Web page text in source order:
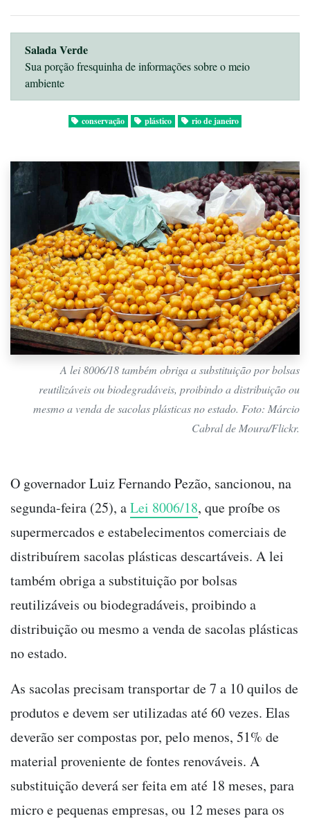
Salada Verde
Sua porção fresquinha de informações sobre o meio
ambiente
conservação plástico rio de janeiro
A lei 8006/18 também obriga a substituição por bolsas
reutilizáveis ou biodegradáveis, proibindo a distribuição ou
mesmo a venda de sacolas plásticas no estado. Foto: Márcio
Cabral de Moura/Flickr.
O governador Luiz Fernando Pezão, sancionou, na
segunda-feira (25), aLei 8006/18, que proíbe os
supermercados e estabelecimentos comerciais de
distribuírem sacolas plásticas descartáveis. A lei
também obriga a substituição por bolsas
reutilizáveis ou biodegradáveis, proibindo a
distribuição ou mesmo a venda de sacolas plásticas
no estado.
As sacolas precisam transportar de 7 a 10 quilos de
produtos e devem ser utilizadas até 60 vezes. Elas
deverão ser compostas por, pelo menos, 51% de
material proveniente de fontes renováveis. A
substituição deverá ser feita em até 18 meses, para
micro e pequenas empresas, ou 12 meses para os